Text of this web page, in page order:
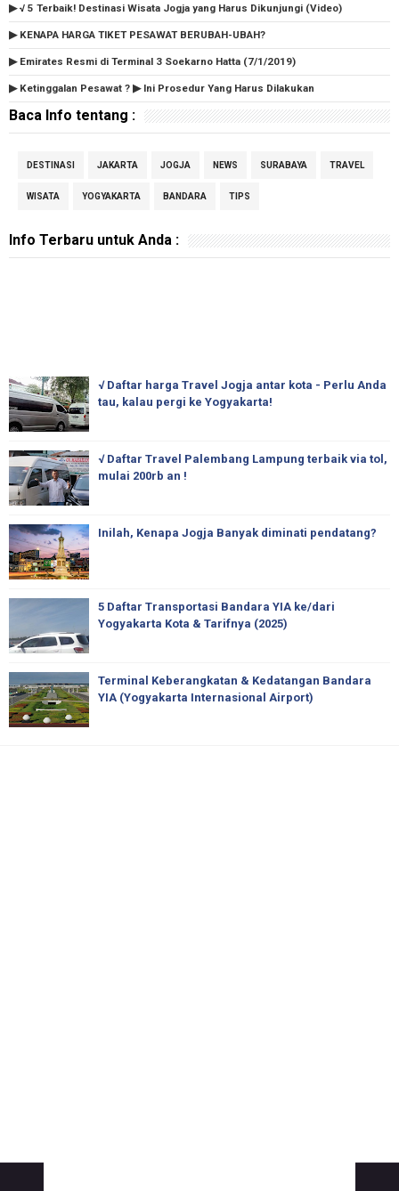
▶ √ 5 Terbaik! Destinasi Wisata Jogja yang Harus Dikunjungi (Video)
▶ KENAPA HARGA TIKET PESAWAT BERUBAH-UBAH?
▶ Emirates Resmi di Terminal 3 Soekarno Hatta (7/1/2019)
▶ Ketinggalan Pesawat ? ▶ Ini Prosedur Yang Harus Dilakukan
Baca Info tentang :
DESTINASI JAKARTA JOGJA NEWS SURABAYA TRAVEL
WISATA YOGYAKARTA BANDARA TIPS
Info Terbaru untuk Anda :
√ Daftar harga Travel Jogja antar kota - Perlu Anda
tau, kalau pergi ke Yogyakarta!
√ Daftar Travel Palembang Lampung terbaik via tol,
mulai 200rb an !
Inilah, Kenapa Jogja Banyak diminati pendatang?
5 Daftar Transportasi Bandara YIA ke/dari
Yogyakarta Kota & Tarifnya (2025)
Terminal Keberangkatan & Kedatangan Bandara
YIA (Yogyakarta Internasional Airport)